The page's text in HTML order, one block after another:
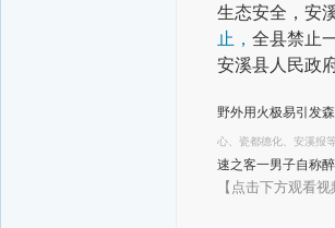
生态安全，安
止， 全县禁止
安溪县人民政
野外用火极易引发
心、瓷都德化、安溪报等
速之客一男子自称
【点击下方观看视